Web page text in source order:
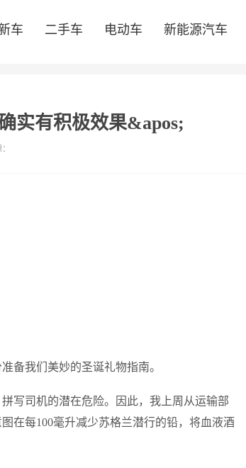
车 二手车 电动车 新能源汽车
实有积极效果&apos;
备我们美妙的圣诞礼物指南。
写司机的潜在危险。因此，我上周从运输部
在每100毫升减少苏格兰潜行的铅，将血液酒